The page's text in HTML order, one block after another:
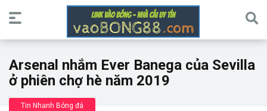
Arsenal nhắm Ever Banega của Sevilla
ở phiên chợ hè năm 2019
Tin Nhanh Bóng đá